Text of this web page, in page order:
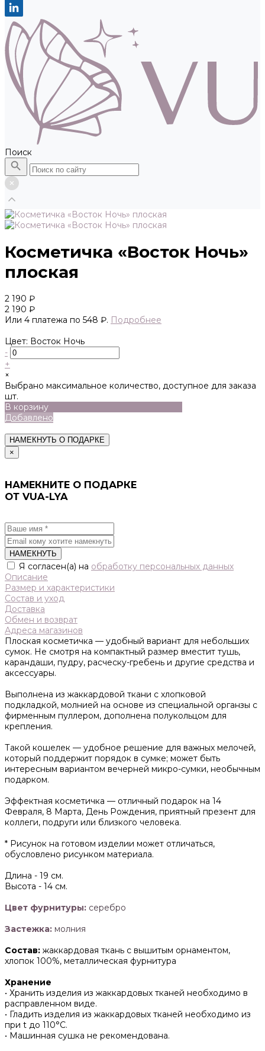
Поиск
Косметичка «Восток Ночь»
плоская
2 190 ₽
2 190 ₽
Или 4 платежа по 548 ₽. Подробнее
Цвет: Восток Ночь
-
+
×
Выбрано максимальное количество, доступное для заказа
шт.
В корзину
Добавлено
НАМЕКНУТЬ О ПОДАРКЕ
×
НАМЕКНИТЕ О ПОДАРКЕ
ОТ VUA-LYA
НАМЕКНУТЬ
Я согласен(а) на обработку персональных данных
Описание
Размер и характеристики
Состав и уход
Доставка
Обмен и возврат
Адреса магазинов
Плоская косметичка — удобный вариант для небольших
сумок. Не смотря на компактный размер вместит тушь,
карандаши, пудру, расческу-гребень и другие средства и
аксессуары.
Выполнена из жаккардовой ткани с хлопковой
подкладкой, молнией на основе из специальной органзы с
фирменным пуллером, дополнена полукольцом для
крепления.
Такой кошелек — удобное решение для важных мелочей,
который поддержит порядок в сумке; может быть
интересным вариантом вечерней микро-сумки, необычным
подарком.
Эффектная косметичка — отличный подарок на 14
Февраля, 8 Марта, День Рождения, приятный презент для
коллеги, подруги или близкого человека.
* Рисунок на готовом изделии может отличаться,
обусловлено рисунком материала.
Длина - 19 см.
Высота - 14 см.
Цвет фурнитуры: серебро
Застежка: молния
Состав: жаккардовая ткань с вышитым орнаментом,
хлопок 100%, металлическая фурнитура
Хранение
• Хранить изделия из жаккардовых тканей необходимо в
расправленном виде.
• ‌Гладить изделия из жаккардовых тканей необходимо из
при t до 110°С.
• ‌Машинная сушка не рекомендована.